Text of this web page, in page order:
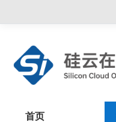
首页